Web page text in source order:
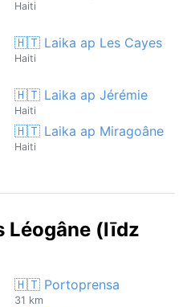
Haiti
🇭🇹 Laika ap Les Cayes
Haiti
🇭🇹 Laika ap Jérémie
Haiti
🇭🇹 Laika ap Miragoâne
Haiti
Léogâne (līdz
🇭🇹 Portoprensa
31 km